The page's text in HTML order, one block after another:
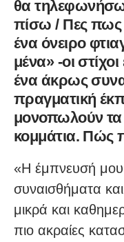
θα
πίσω / Πες πως
ένα όνειρο
μένα» -οι
ένα άκρως
πραγματική
μονοπωλούν
κομμάτια. Πώς
«Η έμπνευσή
συναισθήματα και
μικρά και
πιο ακραίες